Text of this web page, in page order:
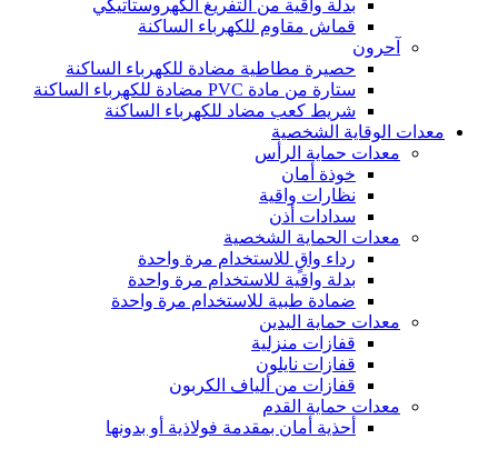
بدلة واقية من التفريغ الكهروستاتيكي
قماش مقاوم للكهرباء الساكنة
آحرون
حصيرة مطاطية مضادة للكهرباء الساكنة
ستارة من مادة PVC مضادة للكهرباء الساكنة
شريط كعب مضاد للكهرباء الساكنة
معدات الوقاية الشخصية
معدات حماية الرأس
خوذة أمان
نظارات واقية
سدادات أذن
معدات الحماية الشخصية
رداء واقٍ للاستخدام مرة واحدة
بدلة واقية للاستخدام مرة واحدة
ضمادة طبية للاستخدام مرة واحدة
معدات حماية اليدين
قفازات منزلية
قفازات نايلون
قفازات من ألياف الكربون
معدات حماية القدم
أحذية أمان بمقدمة فولاذية أو بدونها